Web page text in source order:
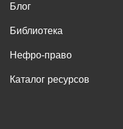
Блог
Библиотека
Нефро-право
Каталог ресурсов